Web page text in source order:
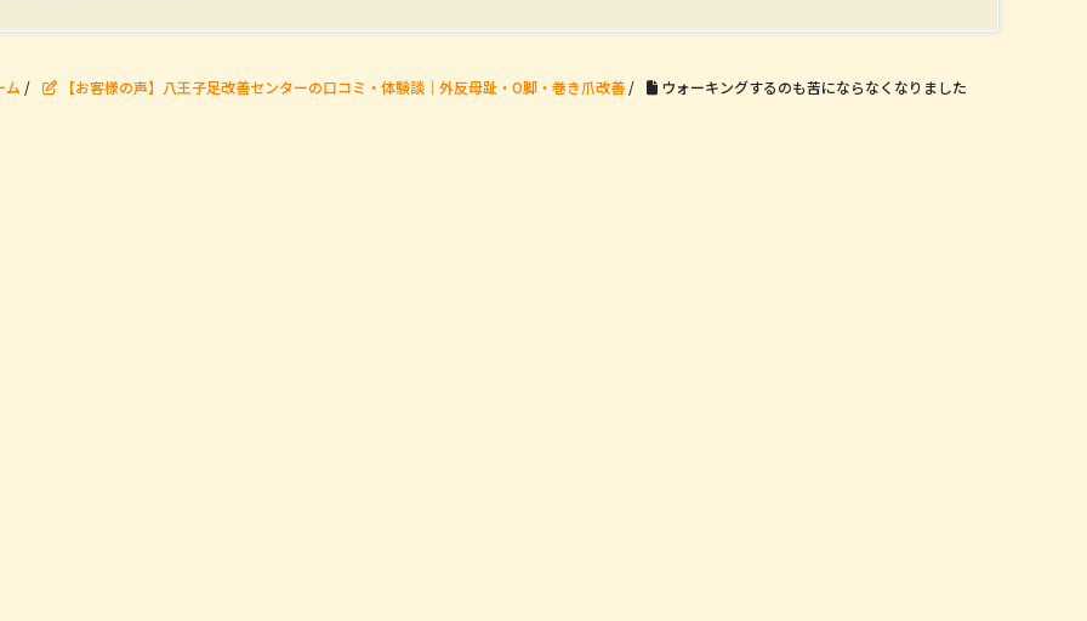
ム / 【お客様の声】八王子足改善センターの口コミ・体験談｜外反母趾・O脚・巻き爪改善 / ウォーキングするのも苦にならなくなりました